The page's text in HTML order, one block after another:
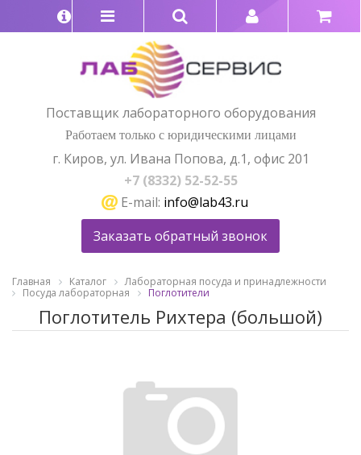
Поставщик лабораторного оборудования
Работаем только с юридическими лицами
г. Киров, ул. Ивана Попова, д.1, офис 201
+7 (8332) 52-52-55
E-mail: info@lab43.ru
Заказать обратный звонок
Главная Каталог
Лабораторная посуда и принадлежности
Посуда лабораторная
Поглотители
Поглотитель Рихтера (большой)